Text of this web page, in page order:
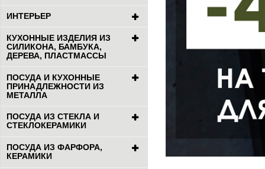
ИНТЕРЬЕР
КУХОННЫЕ ИЗДЕЛИЯ ИЗ
СИЛИКОНА, БАМБУКА,
ДЕРЕВА, ПЛАСТМАССЫ
ПОСУДА И КУХОННЫЕ
ПРИНАДЛЕЖНОСТИ ИЗ
МЕТАЛЛА
ПОСУДА ИЗ СТЕКЛА И
СТЕКЛОКЕРАМИКИ
ПОСУДА ИЗ ФАРФОРА,
КЕРАМИКИ